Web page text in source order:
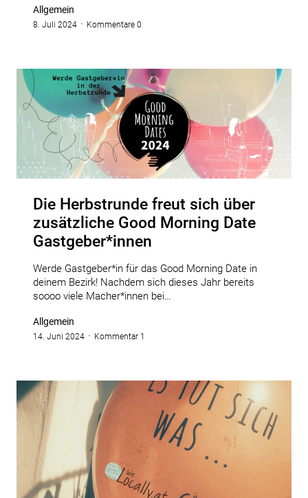
Allgemein
8. Juli 2024 Kommentare 0
Die Herbstrunde freut sich über
zusätzliche Good Morning Date
Gastgeber*innen
Werde Gastgeber*in für das Good Morning Date in
deinem Bezirk! Nachdem sich dieses Jahr bereits
soooo viele Macher*innen bei…
Allgemein
14. Juni 2024 Kommentar 1